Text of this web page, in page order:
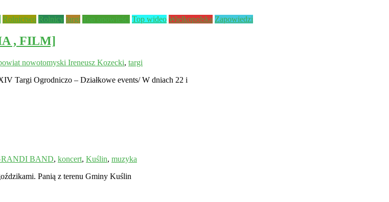
Rolnictwo Rolnicy targi Top wideo Wielkopolska Zapowiedzi
, FILM]
nowotomyski Ireneusz Kozecki, targi
Targi Ogrodniczo – Działkowe events/ W dniach 22 i
BAND, koncert, Kuślin, muzyka
Panią z terenu Gminy Kuślin